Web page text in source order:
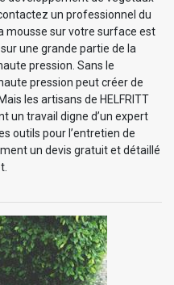
un professionnel du
mousse sur votre surface est
une grande partie de la
pression. Sans le
pression peut créer de
les artisans de HELFRITT
un travail digne d’un expert
outils pour l’entretien de
un devis gratuit et détaillé